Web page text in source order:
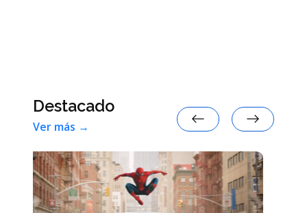
Destacado
Ver más →